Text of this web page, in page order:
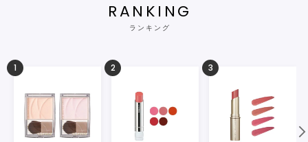
RANKING
ランキング
1 2 3